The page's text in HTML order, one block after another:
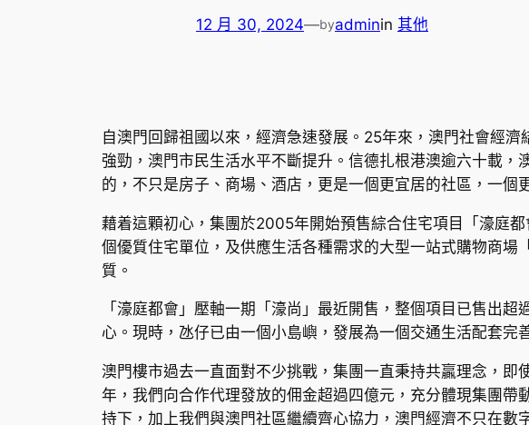
12 月 30, 2024—byadminin 其他
自澳門回歸祖國以來，經濟急速發展。25年來，澳門社會經
強勁，澳門市民生活水平不斷提升。信德扎根港澳逾六十載
的，不只是房子、商場、酒店，更是一個更宜居的社區，一個
藉着這顆初心，集團於2005年開始預售綜合住宅項目「濠庭
個優質住宅單位，及供應生活各種需求的大型一站式購物商
質。
「濠庭都會」壓軸一期「濠尚」最近開售，整個項目已售出
心。現時，氹仔已由一個小島嶼，發展為一個交通生活配套完
澳門樓市過去一直面對不少挑戰，集團一直秉持共贏理念，
年，我們向合作代理發放的佣金超過四億元，充分體現集團
持下，加上我們與澳門社區繼續齊心協力，澳門經濟不只在